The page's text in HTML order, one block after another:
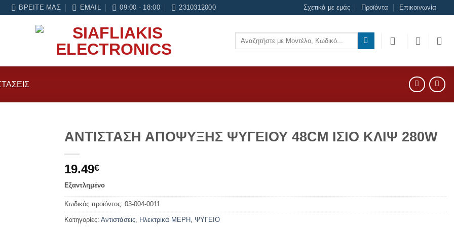
μήνες εγγύηση σε κάθε εργασία Service
ΒΡΕΊΤΕ ΜΑΣ EMAIL 09:00 - 18:00 2310312000 Σχετικά με εμάς Προϊόντα Επικοινωνία
Αναζήτηση
ΑΝΤΙΣΤΑΣΗ ΑΠΟΨΥΞΗΣ ΨΥΓΕΙΟΥ 48CM ΙΣΙΟ ΚΛΙΨ 280W
19.49€
Εξαντλημένο
Κωδικός προϊόντος: 03-004-0011
Κατηγορίες: Αντιστάσεις Ηλεκτρικά ΜΕΡΗ ΨΥΓΕΙΟ